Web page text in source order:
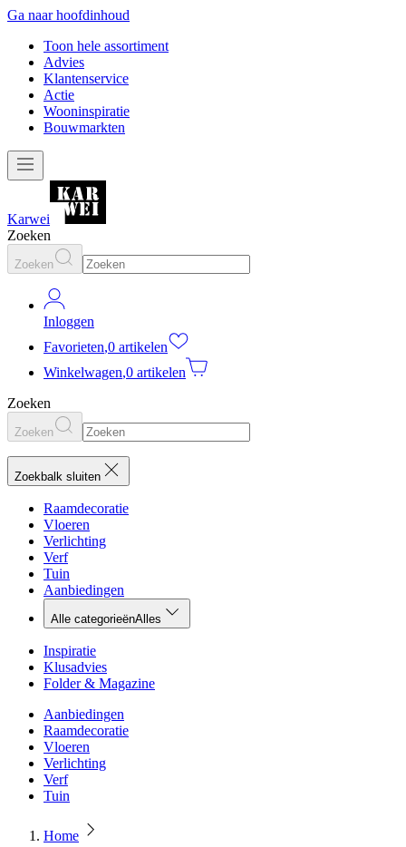
Ga naar hoofdinhoud
Toon hele assortiment
Advies
Klantenservice
Actie
Wooninspiratie
Bouwmarkten
Karwei
Zoeken
Zoeken
Inloggen
Favorieten,0 artikelen
Winkelwagen,0 artikelen
Zoeken
Zoeken
Zoekbalk sluiten
Raamdecoratie
Vloeren
Verlichting
Verf
Tuin
Aanbiedingen
Alle categorieënAlles
Inspiratie
Klusadvies
Folder & Magazine
Aanbiedingen
Raamdecoratie
Vloeren
Verlichting
Verf
Tuin
Home